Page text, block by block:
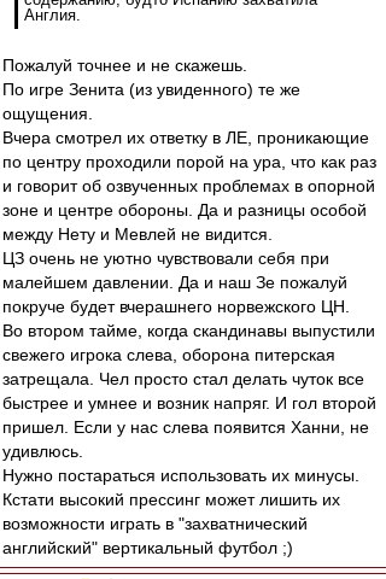
Англия.
Пожалуй точнее и не скажешь.
По игре Зенита (из увиденного) те же
ощущения.
Вчера смотрел их ответку в ЛЕ, проникающие
по центру проходили порой на ура, что как раз
и говорит об озвученных проблемах в опорной
зоне и центре обороны. Да и разницы особой
между Нету и Мевлей не видится.
ЦЗ очень не уютно чувствовали себя при
малейшем давлении. Да и наш Зе пожалуй
покруче будет вчерашнего норвежского ЦН.
Во втором тайме, когда скандинавы выпустили
свежего игрока слева, оборона питерская
затрещала. Чел просто стал делать чуток все
быстрее и умнее и возник напряг. И гол второй
пришел. Если у нас слева появится Ханни, не
удивлюсь.
Нужно постараться использовать их минусы.
Кстати высокий прессинг может лишить их
возможности играть в "захватнический
английский" вертикальный футбол ;)